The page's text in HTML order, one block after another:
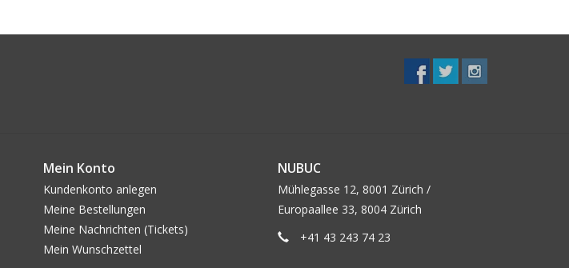
Mein Konto
Kundenkonto anlegen
Meine Bestellungen
Meine Nachrichten (Tickets)
Mein Wunschzettel
NUBUC
Mühlegasse 12, 8001 Zürich /
Europaallee 33, 8004 Zürich
+41 43 243 74 23